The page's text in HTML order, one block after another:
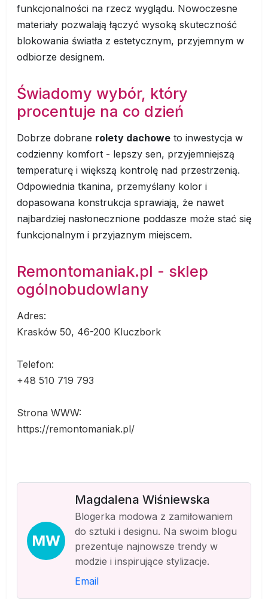
funkcjonalności na rzecz wyglądu. Nowoczesne
materiały pozwalają łączyć wysoką skuteczność
blokowania światła z estetycznym, przyjemnym w
odbiorze designem.
Świadomy wybór, który
procentuje na co dzień
Dobrze dobrane rolety dachowe to inwestycja w
codzienny komfort - lepszy sen, przyjemniejszą
temperaturę i większą kontrolę nad przestrzenią.
Odpowiednia tkanina, przemyślany kolor i
dopasowana konstrukcja sprawiają, że nawet
najbardziej nasłonecznione poddasze może stać się
funkcjonalnym i przyjaznym miejscem.
Remontomaniak.pl - sklep
ogólnobudowlany
Adres:
Krasków 50, 46-200 Kluczbork
Telefon:
+48 510 719 793
Strona WWW:
https://remontomaniak.pl/
MW
Magdalena Wiśniewska
Blogerka modowa z zamiłowaniem
do sztuki i designu. Na swoim blogu
prezentuje najnowsze trendy w
modzie i inspirujące stylizacje.
Email